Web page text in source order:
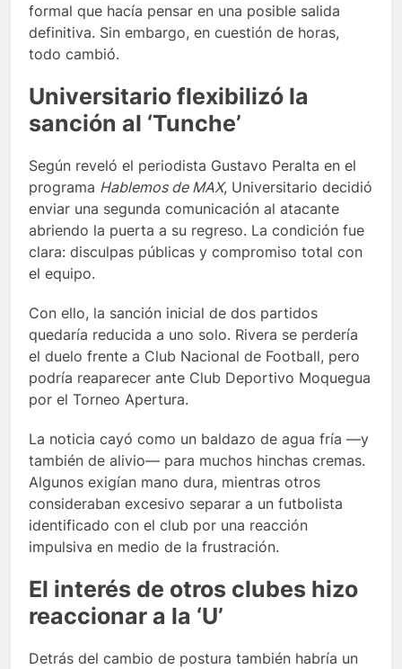
formal que hacía pensar en una posible salida
definitiva. Sin embargo, en cuestión de horas,
todo cambió.
Universitario flexibilizó la
sanción al ‘Tunche’
Según reveló el periodista Gustavo Peralta en el
programa Hablemos de MAX, Universitario decidió
enviar una segunda comunicación al atacante
abriendo la puerta a su regreso. La condición fue
clara: disculpas públicas y compromiso total con
el equipo.
Con ello, la sanción inicial de dos partidos
quedaría reducida a uno solo. Rivera se perdería
el duelo frente a Club Nacional de Football, pero
podría reaparecer ante Club Deportivo Moquegua
por el Torneo Apertura.
La noticia cayó como un baldazo de agua fría —y
también de alivio— para muchos hinchas cremas.
Algunos exigían mano dura, mientras otros
consideraban excesivo separar a un futbolista
identificado con el club por una reacción
impulsiva en medio de la frustración.
El interés de otros clubes hizo
reaccionar a la ‘U’
Detrás del cambio de postura también habría un